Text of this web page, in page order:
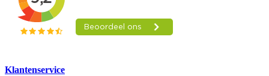
Klantenservice